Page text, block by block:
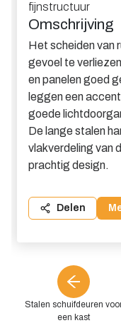
Stalen schuifdeuren
een kast
fijnstructuur
Omschrijving
Het scheiden van
gevoel te
en panelen goed
leggen een
goede
De lange stalen
vlakverdeling van
prachtig design.
Delen